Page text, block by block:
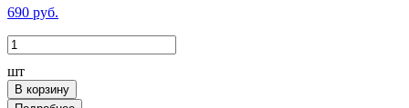
690 руб.
шт
В корзину